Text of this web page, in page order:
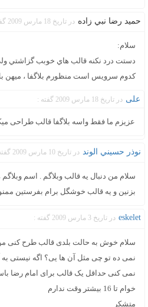
حميد رضا نبي زاده در تاریخ 18 مارس 2009 گفته :
سلام:
دستت درد نكنه قالب هاي خوبب گزاشتي
كدوم سرويس است منظورم بلاگفا ، ميهن
علی در تاریخ 18 مارس 2009 گفته :
عزیزم ما فقط واسه بلاگفا قالب طراحی
نوذر حسيني الوند در تاریخ 10 مارس 2009 گفته :
سلام من دنبال يه قالب وبلاگم . اسم
بزنين و يه قالب خوشگل برام بفرستين
eskelet در تاریخ 3 مارس 2009 گفته :
سلام خوش به حالت بلدی قالب طرح کنی
نمی ده تو چی مثل آن ها یی؟ اگه نیستی به
نمی کنی حداقل یک قالب برای امام رضا
خوام تا 16 بیشتر وقت ندارم
متشکر